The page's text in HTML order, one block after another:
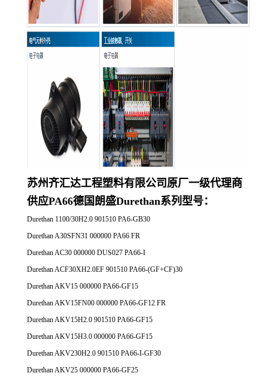
苏州齐汇达工程塑料有限公司原厂一级代理商
供应PA66德国朗盛Durethan系列型号：
Durethan 1100/30H2.0 901510 PA6-GB30
Durethan A30SFN31 000000 PA66 FR
Durethan AC30 000000 DUS027 PA66-I
Durethan ACF30XH2.0EF 901510 PA66-(GF+CF)30
Durethan AKV15 000000 PA66-GF15
Durethan AKV15FN00 000000 PA66-GF12 FR
Durethan AKV15H2.0 901510 PA66-GF15
Durethan AKV15H3.0 000000 PA66-GF15
Durethan AKV230H2.0 901510 PA66-I-GF30
Durethan AKV25 000000 PA66-GF25